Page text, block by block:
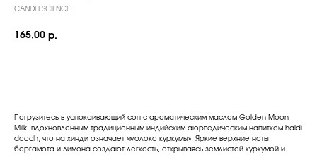
CANDLESCIENCE
165,00 р.
Погрузитесь в успокаивающий сон с ароматическим маслом Golden Moon
Milk, вдохновленным традиционным индийским аюрведическим напитком haldi
doodh, что на хинди означает «молоко куркумы». Яркие верхние ноты
бергамота и лимона создают легкость, открываясь землистой куркумой и